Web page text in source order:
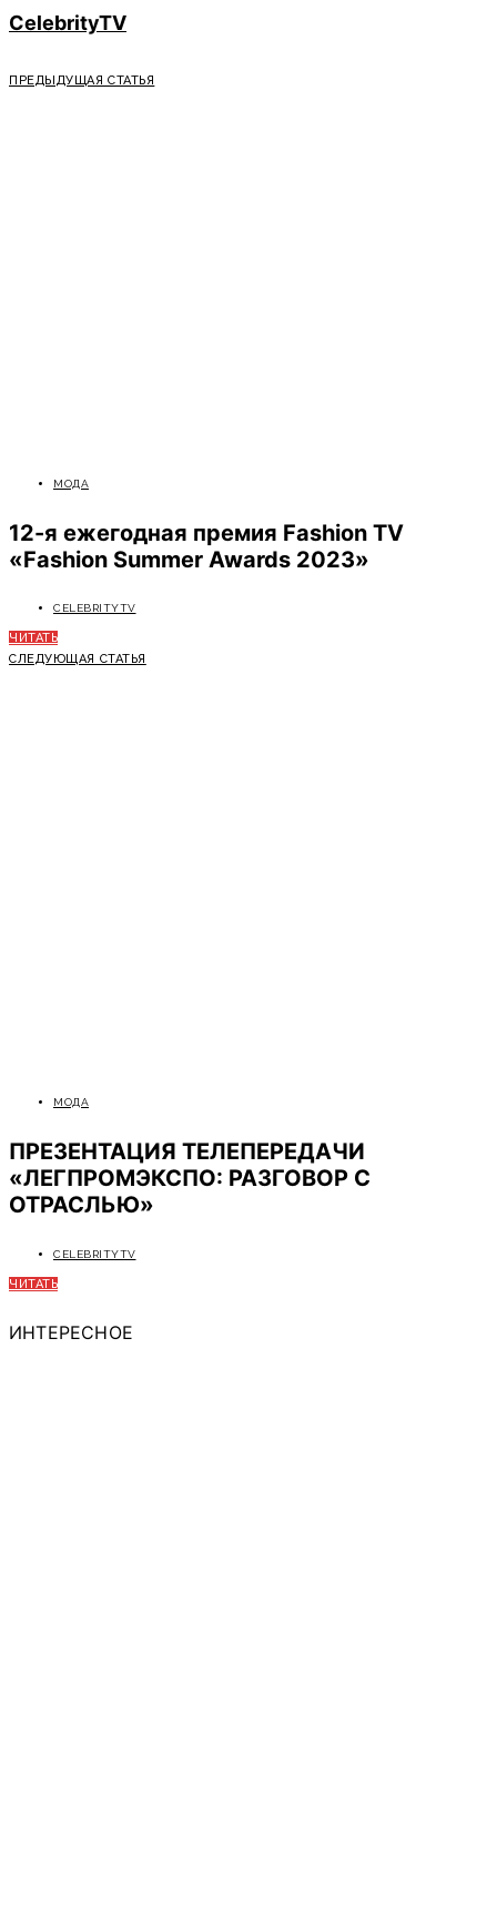
CelebrityTV
ПРЕДЫДУЩАЯ СТАТЬЯ
МОДА
12-я ежегодная премия Fashion TV
«Fashion Summer Awards 2023»
CELEBRITYTV
ЧИТАТЬ
СЛЕДУЮЩАЯ СТАТЬЯ
МОДА
ПРЕЗЕНТАЦИЯ ТЕЛЕПЕРЕДАЧИ
«ЛЕГПРОМЭКСПО: РАЗГОВОР С
ОТРАСЛЬЮ»
CELEBRITYTV
ЧИТАТЬ
ИНТЕРЕСНОЕ